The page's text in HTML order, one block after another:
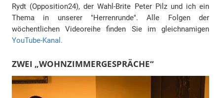
Rydt (Opposition24), der Wahl-Brite Peter Pilz und ich ein
Thema in unserer "Herrenrunde". Alle Folgen der
wöchentlichen Videoreihe finden Sie im gleichnamigen
YouTube-Kanal.
ZWEI „WOHNZIMMERGESPRÄCHE“